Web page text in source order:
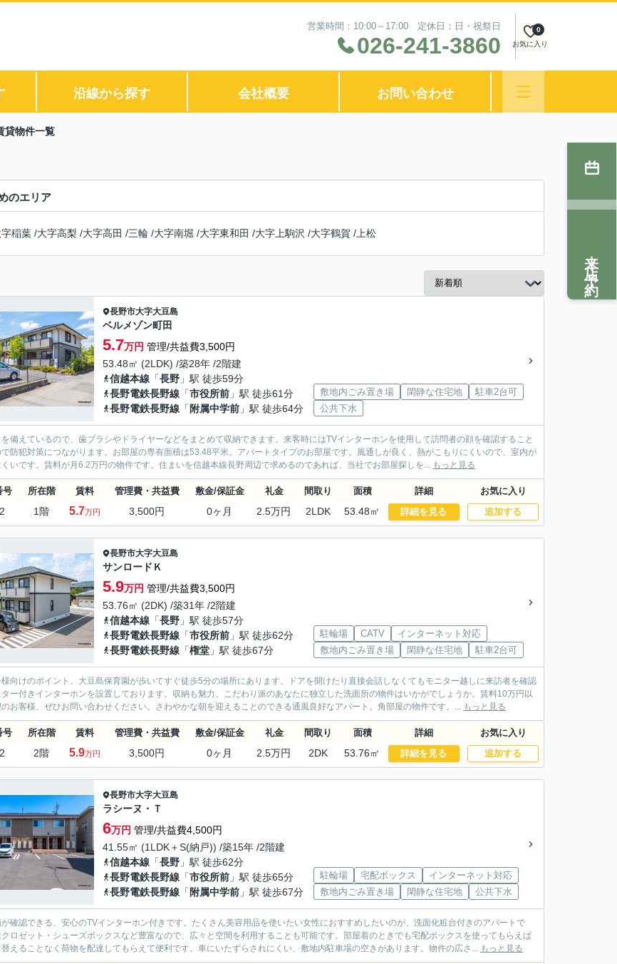
営業時間：10:00～17:00 定休日：日・祝祭日
026-241-3860 お気に入り
0
沿線から探す 会社概要 お問い合わせ
貸物件一覧
のエリア
字稲葉 /大字高梨 /大字高田 /三輪 /大字南堀 /大字東和田 /大字上駒沢 /大字鶴賀 / 上松
長野市大字大豆島
ベルメゾン町田
5.7万円 管理/共益費3,500円
53.48㎡ (2LDK) /築28年 /2階建
信越本線 「長野 」駅 徒歩59分
長野電鉄長野線 「市役所前 」駅 徒歩61分
長野電鉄長野線 「 附属中学前 」駅 徒歩64分
敷地内ごみ置き場 閑静な住宅地
駐車2台可
公共下水
備えているので、歯ブラシやドライヤーなどをまとめて収納できます。来客時にはTVインターホンを使用して訪問者の顔を確認すること
防犯対策につながります。お部屋の専有面積は53.48平米。アパートタイプのお部屋です。風通しが良く、熱がこもりにくいので、室内が
いです。賃料が月6.2万円の物件です。住まいを信越本線長野周辺で求めるのであれば、当社でお部屋探しを... もっと見る
号 所在階 賃料 管理費・共益費 敷金/保証金 礼金 間取り 面積 詳細 お気に入り
1階 5.7万円 3,500円 0ヶ月 2.5万円 2LDK 53.48㎡ 詳細を見る 追加する
長野市大字大豆島
サンロードＫ
5.9万円 管理/共益費3,500円
53.76㎡ (2DK) /築31年 /2階建
信越本線 「長野 」駅 徒歩57分
長野電鉄長野線 「市役所前 」駅 徒歩62分
長野電鉄長野線 「権堂 」駅 徒歩67分
駐輪場 CATV
インターネット対応
敷地内ごみ置き場
閑静な住宅地 駐車2台可
向けのポイント。大豆島保育園が歩いてすぐ徒歩5分の場所にあります。ドアを開けたり直接会話しなくてもモニター越しに来訪者を確認
ー付きインターホンを設置しております。収納も魅力、こだわり派のあなたに独立した洗面所の物件はいかがでしょうか。賃料10万円以
お客様、ぜひお問い合わせください。さわやかな朝を迎えることのできる通風良好なアパート。角部屋の物件です。... もっと見る
号 所在階 賃料 管理費・共益費 敷金/保証金 礼金 間取り 面積 詳細 お気に入り
2階 5.9万円 3,500円 0ヶ月 2.5万円 2DK 53.76㎡ 詳細を見る 追加する
長野市大字大豆島
ラシーヌ・Ｔ
6万円 管理/共益費4,500円
41.55㎡ (1LDK＋S(納戸)) /築15年 /2階建
信越本線 「長野 」駅 徒歩62分
長野電鉄長野線 「市役所前 」駅 徒歩65分
長野電鉄長野線 「 附属中学前 」駅 徒歩67分
駐輪場 宅配ボックス
インターネット対応
敷地内ごみ置き場
閑静な住宅地 公共下水
確認できる、安心のTVインターホン付きです。たくさん美容用品を使いたい女性におすすめしたいのが、洗面化粧台付きのアパートで
ロゼット・シューズボックスなど豊富なので、広々と空間を利用することも可能です。部屋着のときでも宅配ボックスを使ってもらえば
えることなく荷物を配達してもらえて便利です。車にいたずらされにくい、敷地内駐車場の空きがあります。物件の広さ... もっと見る
来店予約